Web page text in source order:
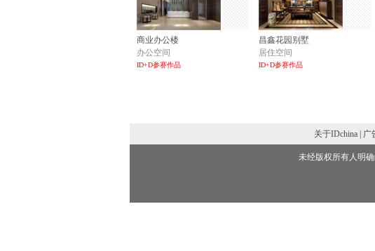
商业办公楼
办公空间
ID+D参赛作品
昌鑫花园别墅
居住空间
ID+D参赛作品
关于IDchina | 广
未经版权所有人明